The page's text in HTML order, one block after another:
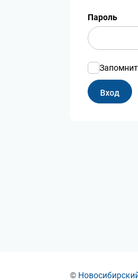
Пароль
©